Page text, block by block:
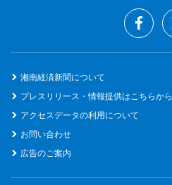
湘南経済新聞について
プレスリリース・情報提供はこちらから
アクセスデータの利用について
お問い合わせ
広告のご案内